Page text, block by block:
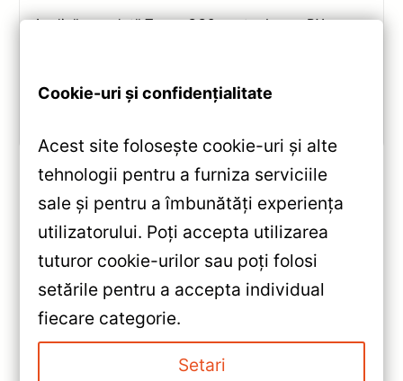
Analiză completă Teyes CC3 pentru Lexus RX:
«Navigație Auto Teyes CC3 2K
360° — Recenzie Detaliată,
Testare & Recomandări
Navigatie Auto Teyes Tip Tesla
TPRO 2 Mitsubishi Pajero 3 V70
Cookie-uri și confidențialitate
Acest site folosește cookie-uri și alte
tehnologii pentru a furniza serviciile
sale și pentru a îmbunătăți experiența
utilizatorului. Poți accepta utilizarea
tuturor cookie-urilor sau poți folosi
setările pentru a accepta individual
fiecare categorie.
Setari